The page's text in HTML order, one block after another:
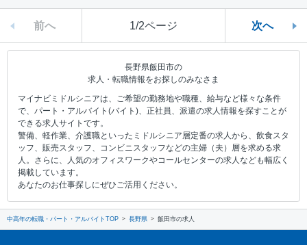
前へ 1/2ページ 次へ
長野県飯田市の
求人・転職情報をお探しのみなさま
マイナビミドルシニアは、ご希望の勤務地や職種、給与など様々な条件
で、パート・アルバイト(バイト)、正社員、派遣の求人情報を探すことが
できる求人サイトです。
警備、軽作業、介護職といったミドルシニア層定番の求人から、飲食スタ
ッフ、販売スタッフ、コンビニスタッフなどの主婦（夫）層を求める求
人。さらに、人気のオフィスワークやコールセンターの求人なども幅広く
掲載しています。
あなたのお仕事探しにぜひご活用ください。
中高年の転職・パート・アルバイトTOP 長野県 飯田市の求人